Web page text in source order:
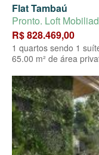
Flat Tambaú
Pronto. Loft
R$ 828.469,00
1 quartos sendo 1
65.00 m² de área